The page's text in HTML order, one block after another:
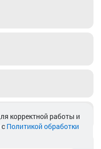
корректной работы и
Политикой обработки